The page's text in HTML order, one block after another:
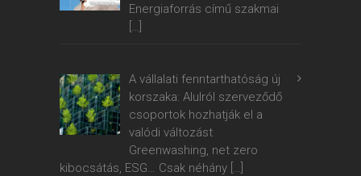
Energiaforrás című szakmai
A vállalati fenntarthatóság új
korszaka: Alulról szerveződő
csoportok hozhatják el a
valódi változást
Greenwashing, net zero
kibocsátás, ESG… Csak néhány […]